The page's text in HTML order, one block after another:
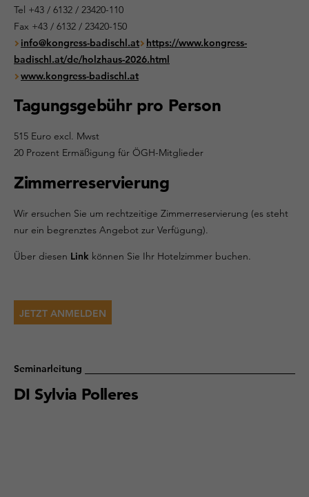
Tel +43 / 6132 / 23420-110
Fax +43 / 6132 / 23420-150
info@kongress-badischl.at
https://www.kongress-
badischl.at/de/holzhaus-2026.html
www.kongress-badischl.at
Tagungsgebühr pro Person
515 Euro excl. Mwst
20 Prozent Ermäßigung für ÖGH-Mitglieder
Zimmerreservierung
Wir ersuchen Sie um rechtzeitige Zimmerreservierung (es steht
nur ein begrenztes Angebot zur Verfügung).
Über diesen Link können Sie Ihr Hotelzimmer buchen.
Seminarleitung
DI Sylvia Polleres